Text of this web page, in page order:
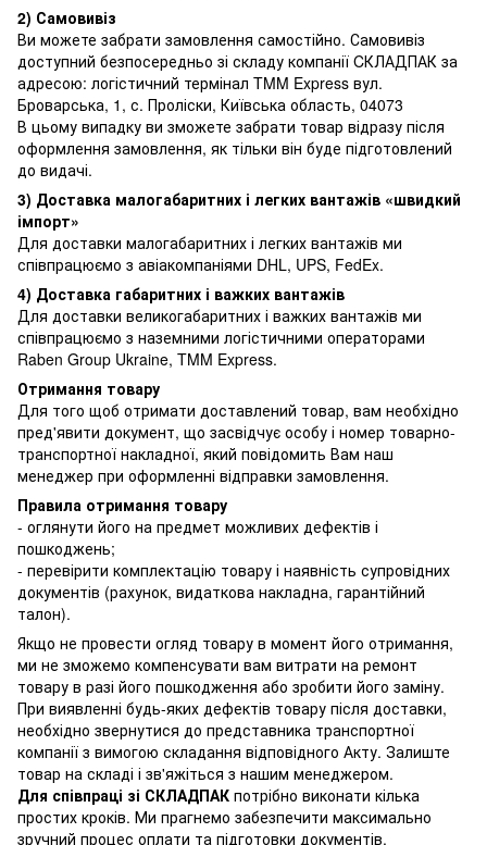
2) Самовивіз
Ви можете забрати замовлення самостійно. Самовивіз
доступний безпосередньо зі складу компанії CКЛАДПАК за
адресою: логістичний термінал TMM Express вул.
Броварська, 1, с. Проліски, Київська область, 04073
В цьому випадку ви зможете забрати товар відразу після
оформлення замовлення, як тільки він буде підготовлений
до видачі.
3) Доставка малогабаритних і легких вантажів «швидкий
імпорт»
Для доставки малогабаритних і легких вантажів ми
співпрацюємо з авіакомпаніями DHL, UPS, FedEx.
4) Доставка габаритних і важких вантажів
Для доставки великогабаритних і важких вантажів ми
співпрацюємо з наземними логістичними операторами
Raben Group Ukraine, TMM Express.
Отримання товару
Для того щоб отримати доставлений товар, вам необхідно
пред'явити документ, що засвідчує особу і номер товарно-
транспортної накладної, який повідомить Вам наш
менеджер при оформленні відправки замовлення.
Правила отримання товару
- оглянути його на предмет можливих дефектів і
пошкоджень;
- перевірити комплектацію товару і наявність супровідних
документів (рахунок, видаткова накладна, гарантійний
талон).
Якщо не провести огляд товару в момент його отримання,
ми не зможемо компенсувати вам витрати на ремонт
товару в разі його пошкодження або зробити його заміну.
При виявленні будь-яких дефектів товару після доставки,
необхідно звернутися до представника транспортної
компанії з вимогою складання відповідного Акту. Залиште
товар на складі і зв'яжіться з нашим менеджером.
Для співпраці зі СКЛАДПАК потрібно виконати кілька
простих кроків. Ми прагнемо забезпечити максимально
зручний процес оплати та підготовки документів.